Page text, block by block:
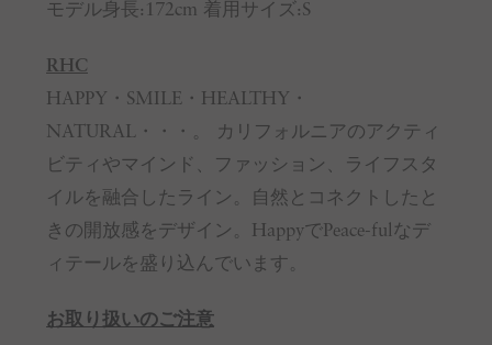
モデル身長:172cm 着用サイズ:S
RHC
HAPPY・SMILE・HEALTHY・
NATURAL・・・。 カリフォルニアのアクティ
ビティやマインド、ファッション、ライフスタ
イルを融合したライン。自然とコネクトしたと
きの開放感をデザイン。HappyでPeace-fulなデ
ィテールを盛り込んでいます。
お取り扱いのご注意